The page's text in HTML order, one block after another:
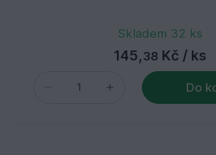
Skladem 32 ks
145, 38 Kč / ks
Do